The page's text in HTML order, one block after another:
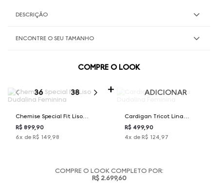
DESCRIÇÃO
ENCONTRE O SEU TAMANHO
COMPRE O LOOK
36 38 40 42 44
Chemise Special Fit Liso
Dudalina Feminina
R$ 899,90
6x de R$ 149,98
ADICIONAR
Cardigan Tricot Lina
Dudalina Feminina
R$ 499,90
4x de R$ 124,97
COMPRE O LOOK COMPLETO POR:
R$ 2.699,60